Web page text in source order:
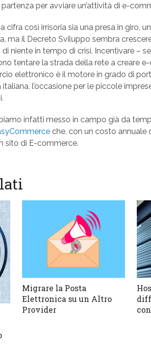
per avviare un’attività di e-
cifra così irrisoria sia una presa in giro,
ma il Decreto Sviluppo sembra
niente in tempo di crisi. Incentivare –
tentare la strada della rete a creare e-
elettronico è il motore in grado di
italiana, l’occasione per le piccole
infatti messo in campo già da
che, con un costo annuale
sito di E-commerce.
Migrare la Posta
Elettronica su un Altro
Provider